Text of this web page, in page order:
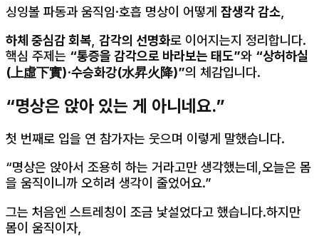
싱잉볼 파동과 움직임·호흡 명상이 어떻게 잡생각 감소
하체 중심감 회복 감각의 선명화로 이어지는지 정리합니다.
핵심 주제는 “통증을 감각으로 바라보는 태도”와 “상허하실
(上虛下實)·수승화강(水昇火降)”의 체감입니다.
“명상은 앉아 있는 게 아니네요.”
첫 번째로 입을 연 참가자는 웃으며 이렇게 말했습니다.
“명상은 앉아서 조용히 하는 거라고만 생각했는데,오늘은 몸
을 움직이니까 오히려 생각이 줄었어요.”
그는 처음엔 스트레칭이 조금 낯설었다고 했습니다.하지만
몸이 움직이자,